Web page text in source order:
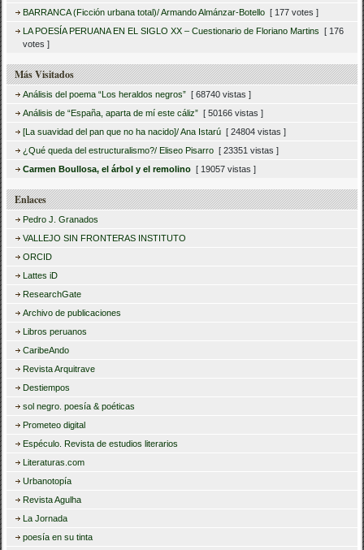
BARRANCA (Ficción urbana total)/ Armando Almánzar-Botello [ 177 votes ]
LA POESÍA PERUANA EN EL SIGLO XX – Cuestionario de Floriano Martins
[ 176
votes ]
Más Visitados
Análisis del poema “Los heraldos negros” [ 68740 vistas ]
Análisis de “España, aparta de mí este cáliz” [ 50166 vistas ]
[La suavidad del pan que no ha nacido]/ Ana Istarú [ 24804 vistas ]
¿Qué queda del estructuralismo?/ Eliseo Pisarro [ 23351 vistas ]
Carmen Boullosa, el árbol y el remolino [ 19057 vistas ]
Enlaces
Pedro J. Granados
VALLEJO SIN FRONTERAS INSTITUTO
ORCID
Lattes iD
ResearchGate
Archivo de publicaciones
Libros peruanos
CaribeAndo
Revista Arquitrave
Destiempos
sol negro. poesía & poéticas
Prometeo digital
Espéculo. Revista de estudios literarios
Literaturas.com
Urbanotopía
Revista Agulha
La Jornada
poesía en su tinta